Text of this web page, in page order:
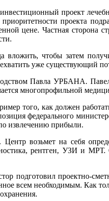
проект
проекта
цене. Частная
чтобы затем
уже существующий
Павла УРБАНА.
многопрофильной
того, как должен
федерального
извлечению прибыли.
возьмет на себя
рентген, УЗИ и
подготовил проектно-
всем необходимым. Как